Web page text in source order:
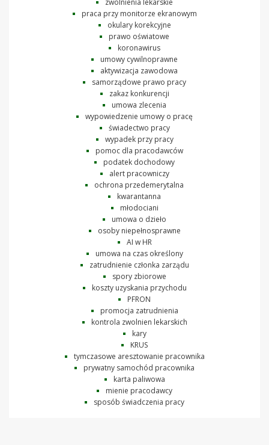
praca przy monitorze ekranowym
okulary korekcyjne
prawo oświatowe
koronawirus
umowy cywilnoprawne
aktywizacja zawodowa
samorządowe prawo pracy
zakaz konkurencji
umowa zlecenia
wypowiedzenie umowy o pracę
świadectwo pracy
wypadek przy pracy
pomoc dla pracodawców
podatek dochodowy
alert pracowniczy
ochrona przedemerytalna
kwarantanna
młodociani
umowa o dzieło
osoby niepełnosprawne
AI w HR
umowa na czas określony
zatrudnienie członka zarządu
spory zbiorowe
koszty uzyskania przychodu
PFRON
promocja zatrudnienia
kontrola zwolnien lekarskich
kary
KRUS
tymczasowe aresztowanie pracownika
prywatny samochód pracownika
karta paliwowa
mienie pracodawcy
sposób świadczenia pracy